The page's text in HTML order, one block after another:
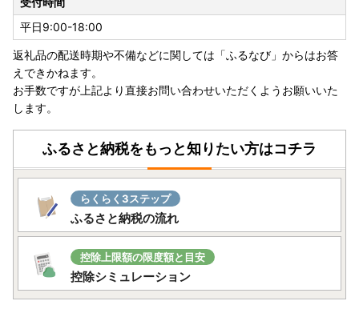
平日9:00-18:00
返礼品の配送時期や不備などに関しては「ふるなび」からはお答
えできかねます。
お手数ですが上記より直接お問い合わせいただくようお願いいた
します。
ふるさと納税をもっと知りたい方はコチラ
らくらく3ステップ
ふるさと納税の流れ
控除上限額の限度額と目安
控除シミュレーション